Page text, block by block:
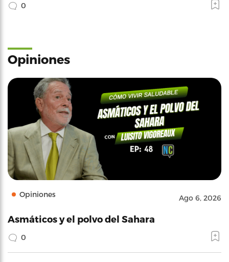
0
Opiniones
Opiniones Ago 6, 2026
Asmáticos y el polvo del Sahara
0